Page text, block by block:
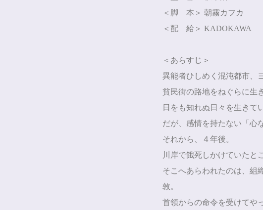
＜脚 本＞ 朝霧カフカ
＜配 給＞ KADOKAWA
＜あらすじ＞
異能者ひしめく混沌都市、
貧民街の路地をねぐらに生
日をも知れぬ日々を生きて
だが、感情を持たない「心
それから、４年後。
川岸で餓死しかけていたと
そこへあらわれたのは、組
敦。
首領からの命令を受けてや